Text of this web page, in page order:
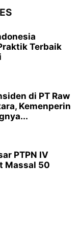
Terbaik
di PT Raw
Kemenperin
PTPN IV
Massal 50